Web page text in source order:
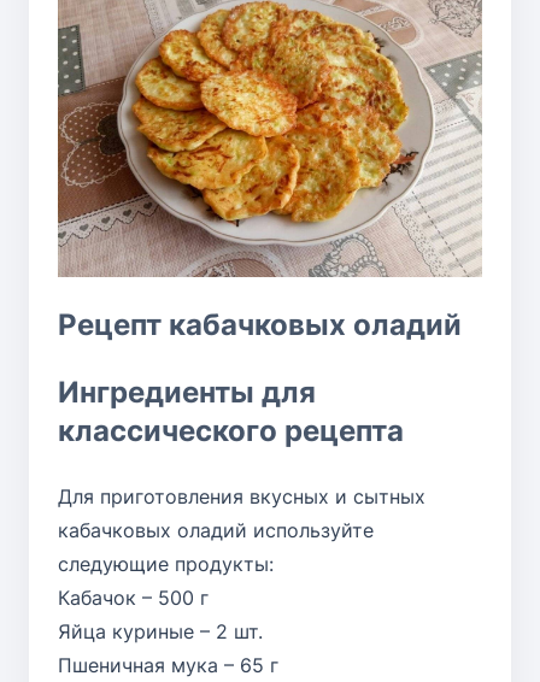
Рецепт кабачковых оладий
Ингредиенты для
классического рецепта
Для приготовления вкусных и сытных
кабачковых оладий используйте
следующие продукты:
Кабачок – 500 г
Яйца куриные – 2 шт.
Пшеничная мука – 65 г